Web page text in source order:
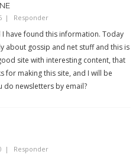
Responder
I have found this information. Today
about gossip and net stuff and this is
site with interesting content, that
for making this site, and I will be
do newsletters by email?
Responder